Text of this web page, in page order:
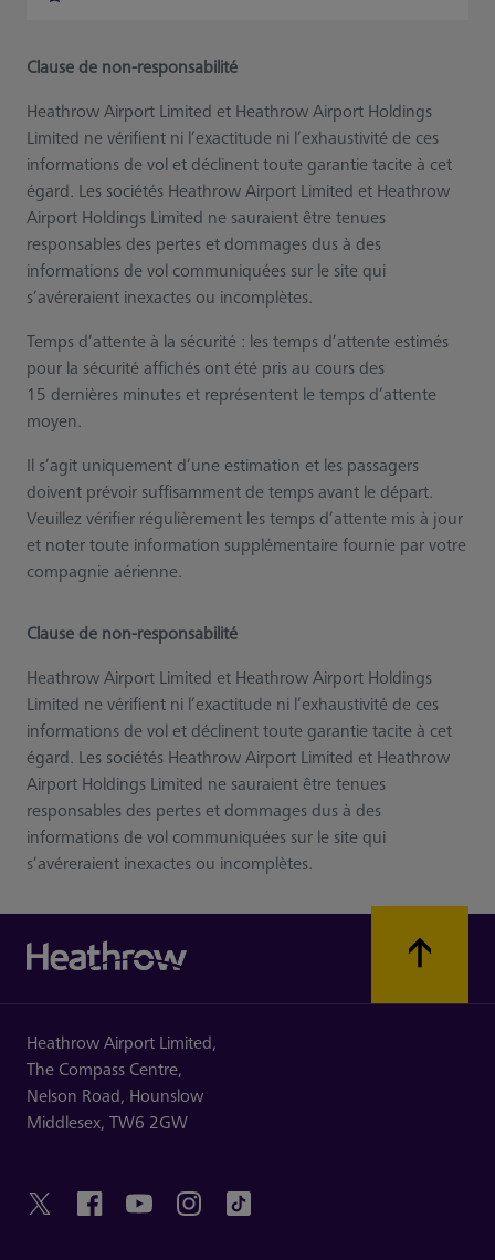
Clause de non-responsabilité
Heathrow Airport Limited et Heathrow Airport Holdings
Limited ne vérifient ni l’exactitude ni l’exhaustivité de ces
informations de vol et déclinent toute garantie tacite à cet
égard. Les sociétés Heathrow Airport Limited et Heathrow
Airport Holdings Limited ne sauraient être tenues
responsables des pertes et dommages dus à des
informations de vol communiquées sur le site qui
s’avéreraient inexactes ou incomplètes.
Temps d’attente à la sécurité : les temps d’attente estimés
pour la sécurité affichés ont été pris au cours des
15 dernières minutes et représentent le temps d’attente
moyen.
Il s’agit uniquement d’une estimation et les passagers
doivent prévoir suffisamment de temps avant le départ.
Veuillez vérifier régulièrement les temps d’attente mis à jour
et noter toute information supplémentaire fournie par votre
compagnie aérienne.
Clause de non-responsabilité
Heathrow Airport Limited et Heathrow Airport Holdings
Limited ne vérifient ni l’exactitude ni l’exhaustivité de ces
informations de vol et déclinent toute garantie tacite à cet
égard. Les sociétés Heathrow Airport Limited et Heathrow
Airport Holdings Limited ne sauraient être tenues
responsables des pertes et dommages dus à des
informations de vol communiquées sur le site qui
s’avéreraient inexactes ou incomplètes.
Heathrow Airport Limited,
The Compass Centre,
Nelson Road, Hounslow
Middlesex, TW6 2GW